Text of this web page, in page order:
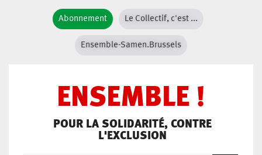
Abonnement Le Collectif, c'est ...
Ensemble-Samen.Brussels
ENSEMBLE !
POUR LA SOLIDARITÉ, CONTRE
L'EXCLUSION